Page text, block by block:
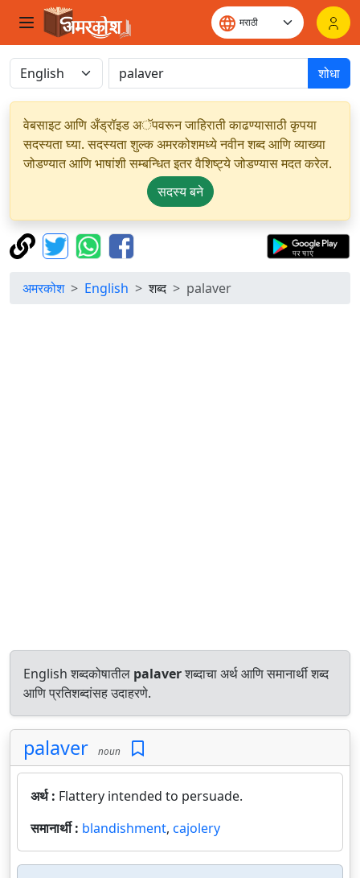
शोधा
वेबसाइट आणि अँड्रॉइड अॅपवरून जाहिराती काढण्यासाठी कृपया
सदस्यता घ्या. सदस्यता शुल्क अमरकोशमध्ये नवीन शब्द आणि व्याख्या
जोडण्यात आणि भाषांशी सम्बन्धित इतर वैशिष्ट्ये जोडण्यास मदत करेल.
सदस्य बने
अमरकोश English शब्द palaver
English शब्दकोषातील palaverशब्दाचा अर्थ आणि समानार्थी शब्द
आणि प्रतिशब्दांसह उदाहरणे.
palaver noun
अर्थ : Flattery intended to persuade.
समानार्थी : blandishment, cajolery